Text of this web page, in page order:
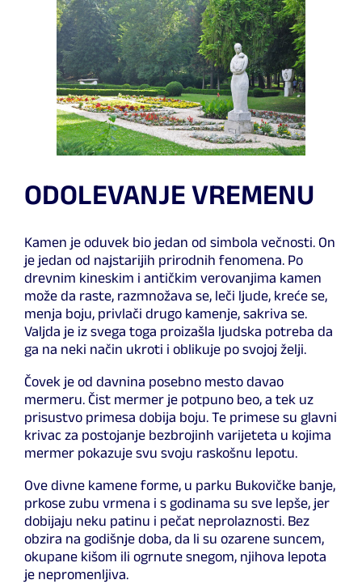
ODOLEVANJE VREMENU
Kamen je oduvek bio jedan od simbola večnosti. On
je jedan od najstarijih prirodnih fenomena. Po
drevnim kineskim i antičkim verovanjima kamen
može da raste, razmnožava se, leči ljude, kreće se,
menja boju, privlači drugo kamenje, sakriva se.
Valjda je iz svega toga proizašla ljudska potreba da
ga na neki način ukroti i oblikuje po svojoj želji.
Čovek je od davnina posebno mesto davao
mermeru. Čist mermer je potpuno beo, a tek uz
prisustvo primesa dobija boju. Te primese su glavni
krivac za postojanje bezbrojinh varijeteta u kojima
mermer pokazuje svu svoju raskošnu lepotu.
Ove divne kamene forme, u parku Bukovičke banje,
prkose zubu vrmena i s godinama su sve lepše, jer
dobijaju neku patinu i pečat neprolaznosti. Bez
obzira na godišnje doba, da li su ozarene suncem,
okupane kišom ili ogrnute snegom, njihova lepota
je nepromenljiva.